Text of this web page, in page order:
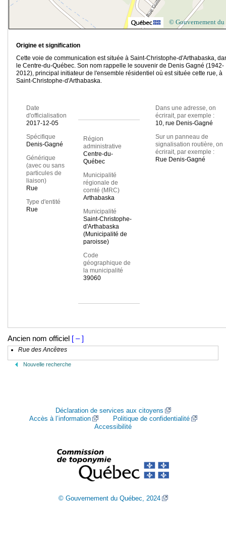
© Gouvernement du
Origine et signification
Cette voie de communication est située à Saint-Christophe-d'Arthabaska,
le Centre-du-Québec. Son nom rappelle le souvenir de Denis Gagné (1942-
2012), principal initiateur de l'ensemble résidentiel où est située cette rue, à
Saint-Christophe-d'Arthabaska.
Date
d'officialisation
2017-12-05
Spécifique
Denis-Gagné
Générique
(avec ou sans
particules de
liaison)
Rue
Type d'entité
Rue
Région
administrative
Centre-du-
Québec
Municipalité
régionale de
comté (MRC)
Arthabaska
Municipalité
Saint-Christophe-
d'Arthabaska
(Municipalité de
paroisse)
Code
géographique de
la municipalité
39060
Dans une adresse, on
écrirait, par exemple :
10, rue Denis-Gagné
Sur un panneau de
signalisation routière, on
écrirait, par exemple :
Rue Denis-Gagné
Ancien nom officiel [ – ]
Rue des Ancêtres
Nouvelle recherche
Déclaration de services aux citoyens
Accès à l’information
Politique de confidentialité
Accessibilité
© Gouvernement du Québec, 2024